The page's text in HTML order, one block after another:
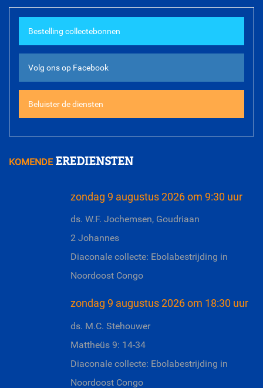
Bestelling collectebonnen
Volg ons op Facebook
Beluister de diensten
KOMENDEEREDIENSTEN
zondag 9 augustus 2026 om 9:30 uur
ds. W.F. Jochemsen, Goudriaan
2 Johannes
Diaconale collecte: Ebolabestrijding in
Noordoost Congo
zondag 9 augustus 2026 om 18:30 uur
ds. M.C. Stehouwer
Mattheüs 9: 14-34
Diaconale collecte: Ebolabestrijding in
Noordoost Congo